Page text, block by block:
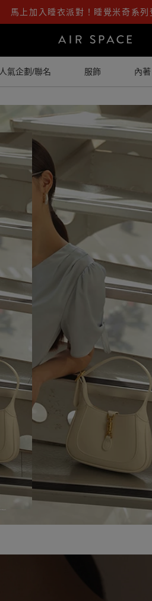
馬上加入睡衣派對！睡覺米奇系列
人氣企劃/聯名 服飾 內著